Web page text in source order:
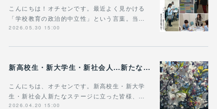
こんにちは！オチセンです。最近よく見かける
「学校教育の政治的中立性」という言葉。当…
2026.05.30 15:00
新高校生・新大学生・新社会人…新たなステージに立った皆様へ
こんにちは、オチセンです。新高校生・新大学
生・新社会人新たなステージに立った皆様、…
2026.04.20 15:00